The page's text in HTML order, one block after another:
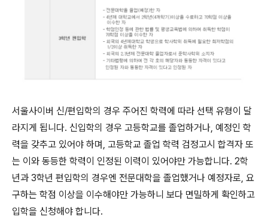
서울사이버 신/편입학의 경우 주어진 학력에 따라 선택 유형이 달
라지게 됩니다. 신입학의 경우 고등학교를 졸업하거나, 예정인 학
력을 갖추고 있어야 하며, 고등학교 졸업 학력 검정고시 합격자 또
는 이와 동등한 학력이 인정된 이력이 있어야만 가능합니다. 2학
년과 3학년 편입학의 경우엔 전문대학을 졸업했거나 예정자로, 요
구하는 학점 이상을 이수해야만 가능하니 보다 면밀하게 확인하고
입학을 신청해야 합니다.